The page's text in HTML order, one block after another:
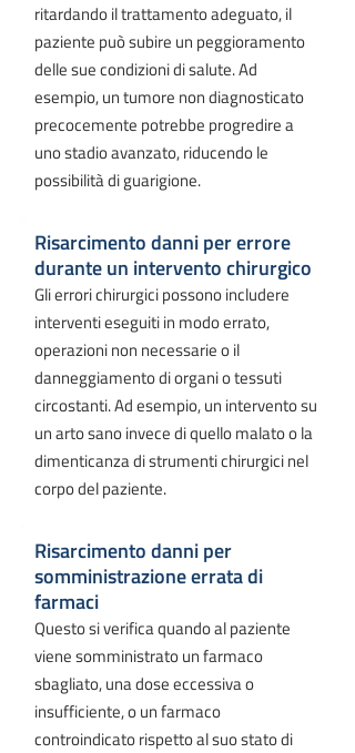
ritardando il trattamento adeguato, il
paziente può subire un peggioramento
delle sue condizioni di salute. Ad
esempio, un tumore non diagnosticato
precocemente potrebbe progredire a
uno stadio avanzato, riducendo le
possibilità di guarigione.
Risarcimento danni per errore
durante un intervento chirurgico
Gli errori chirurgici possono includere
interventi eseguiti in modo errato,
operazioni non necessarie o il
danneggiamento di organi o tessuti
circostanti. Ad esempio, un intervento su
un arto sano invece di quello malato o la
dimenticanza di strumenti chirurgici nel
corpo del paziente.
Risarcimento danni per
somministrazione errata di
farmaci
Questo si verifica quando al paziente
viene somministrato un farmaco
sbagliato, una dose eccessiva o
insufficiente, o un farmaco
controindicato rispetto al suo stato di